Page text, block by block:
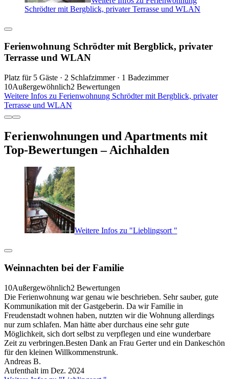
Schrödter mit Bergblick, privater Terrasse und WLAN
Ferienwohnung Schrödter mit Bergblick, privater
Terrasse und WLAN
Platz für 5 Gäste · 2 Schlafzimmer · 1 Badezimmer
10Außergewöhnlich2 Bewertungen
Weitere Infos zu Ferienwohnung Schrödter mit Bergblick, privater
Terrasse und WLAN
Ferienwohnungen und Apartments mit
Top-Bewertungen – Aichhalden
Weitere Infos zu "Lieblingsort "
Weinnachten bei der Familie
10Außergewöhnlich2 Bewertungen
Die Ferienwohnung war genau wie beschrieben. Sehr sauber, gute
Kommunikation mit der Gastgeberin. Da wir Familie in
Freudenstadt wohnen haben, nutzten wir die Wohnung allerdings
nur zum schlafen. Man hätte aber durchaus eine sehr gute
Möglichkeit, sich dort selbst zu verpflegen und eine wunderbare
Zeit zu verbringen.Besten Dank an Frau Gerter und ein Dankeschön
für den kleinen Willkommenstrunk.
Andreas B.
Aufenthalt im Dez. 2024